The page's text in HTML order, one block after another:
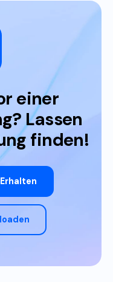
einer
Lassen
finden!